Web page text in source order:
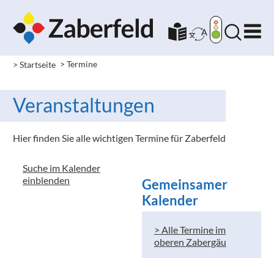
> Startseite > Termine
Veranstaltungen
Hier finden Sie alle wichtigen Termine für Zaberfeld
Suche im Kalender
einblenden
Gemeinsamer
Kalender
> Alle Termine im
oberen Zabergäu